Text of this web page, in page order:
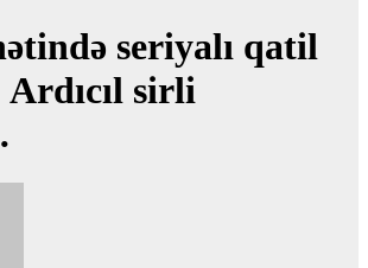
seriyalı qatil
Ardıcıl sirli